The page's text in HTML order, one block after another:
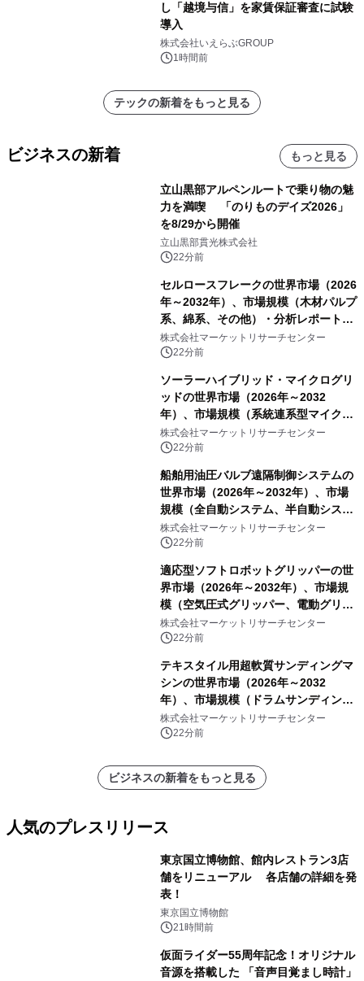
し「越境与信」を家賃保証審査に試験
導入
株式会社いえらぶGROUP
1時間前
テックの新着をもっと見る
ビジネスの新着 もっと見る
立山黒部アルペンルートで乗り物の魅
力を満喫 「のりものデイズ2026」
を8/29から開催
立山黒部貫光株式会社
22分前
セルロースフレークの世界市場（2026
年～2032年）、市場規模（木材パルプ
系、綿系、その他）・分析レポートを
発表
株式会社マーケットリサーチセンター
22分前
ソーラーハイブリッド・マイクログリ
ッドの世界市場（2026年～2032
年）、市場規模（系統連系型マイクロ
グリッド、独立型マイクログリッ
ド）・分析レポートを発表
株式会社マーケットリサーチセンター
22分前
船舶用油圧バルブ遠隔制御システムの
世界市場（2026年～2032年）、市場
規模（全自動システム、半自動システ
ム）・分析レポートを発表
株式会社マーケットリサーチセンター
22分前
適応型ソフトロボットグリッパーの世
界市場（2026年～2032年）、市場規
模（空気圧式グリッパー、電動グリッ
パー）・分析レポートを発表
株式会社マーケットリサーチセンター
22分前
テキスタイル用超軟質サンディングマ
シンの世界市場（2026年～2032
年）、市場規模（ドラムサンディング
マシン、ジェットサンディングマシ
ン、ローラーサンディングマシン、そ
株式会社マーケットリサーチセンター
22分前
ビジネスの新着をもっと見る
人気のプレスリリース
東京国立博物館、館内レストラン3店
舗をリニューアル 各店舗の詳細を発
表！
東京国立博物館
21時間前
仮面ライダー55周年記念！オリジナル
音源を搭載した 「音声目覚まし時計」